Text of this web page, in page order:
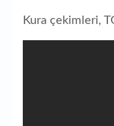
Kura çekimleri,